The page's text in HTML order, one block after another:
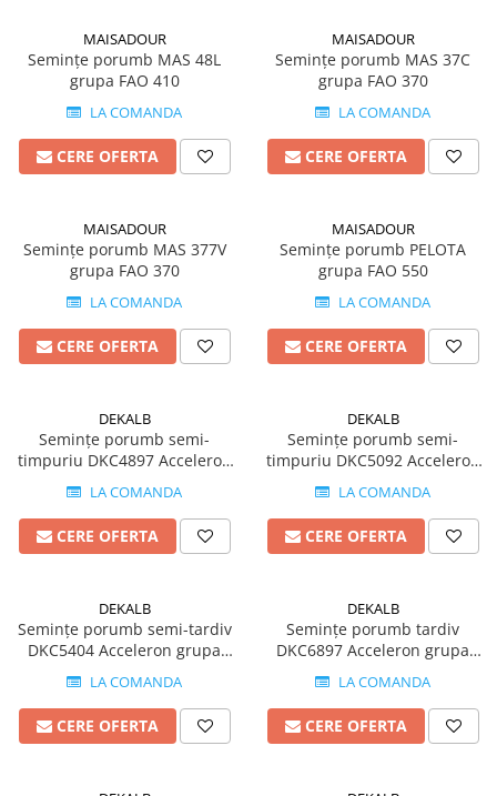
Erbicide
Fungicide
Insecticide
Fertilizanți foliari
CEREALE
Fungicide
Adjuvanți
Insecticide
Fertilizanți foliari
CEREALE DE TOAMNĂ
Erbicide
Insecticide
CEREALE PĂIOASE
Tratament semințe
Insecticide
Biostimulatori
Fertilizanți foliari
Fertilizanți foliari
FASOLE BOABE
Insecticide
Insecticide
Tratament semințe
Semințe
Fungicide
Biostimulatori
FLORI
Fungicide
Fertilizanți foliari
SÂMBUROASE
Fungicide
Biostimulatori
Fertilizanți foliari
SEMINȚOASE
MAISADOUR
Semințe porumb MAS 48L
grupa FAO 410
LA COMANDA
CERE OFERTA
MAISADOUR
Semințe porumb MAS 37C
grupa FAO 370
LA COMANDA
CERE OFERTA
MAISADOUR
Semințe porumb MAS 377V
grupa FAO 370
LA COMANDA
CERE OFERTA
MAISADOUR
Semințe porumb PELOTA
grupa FAO 550
LA COMANDA
CERE OFERTA
DEKALB
Semințe porumb semi-
timpuriu DKC4897 Acceleron
grupa FAO 350-390
LA COMANDA
CERE OFERTA
DEKALB
Semințe porumb semi-
timpuriu DKC5092 Acceleron
grupa FAO 350-390
LA COMANDA
CERE OFERTA
DEKALB
Semințe porumb semi-tardiv
DKC5404 Acceleron grupa
FAO 400-440
LA COMANDA
CERE OFERTA
DEKALB
Semințe porumb tardiv
DKC6897 Acceleron grupa
LA COMANDA
CERE OFERTA